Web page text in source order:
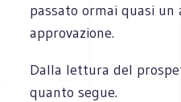
passato ormai quasi un
approvazione.
Dalla lettura del
quanto segue.